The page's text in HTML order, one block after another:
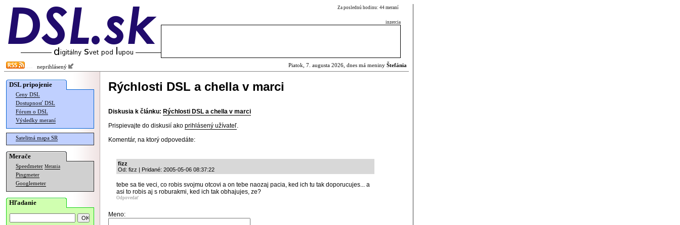
Za poslednú hodinu: 44 meraní
inzercia
neprihlásený Piatok, 7. augusta 2026, dnes má meniny Štefánia
DSL pripojenie
Ceny DSL
Dostupnosť DSL
Fórum o DSL
Výsledky meraní
Satelitná mapa SR
Merače
Speedmeter Merania
Pingmeter
Googlemeter
Hľadanie
Rýchlosti DSL a chella v marci
Diskusia k článku: Rýchlosti DSL a chella v marci
Prispievajte do diskusií ako prihlásený užívateľ.
Komentár, na ktorý odpovedáte:
fizz
Od: fizz | Pridané: 2005-05-06 08:37:22
tebe sa tie veci, co robis svojmu otcovi a on tebe naozaj pacia, ked ich tu tak doporucujes... a
asi to robis aj s roburakmi, ked ich tak obhajujes, ze?
Odpovedať
Meno: